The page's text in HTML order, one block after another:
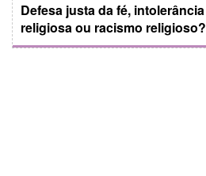
Defesa justa da fé, intolerância
religiosa ou racismo religioso?